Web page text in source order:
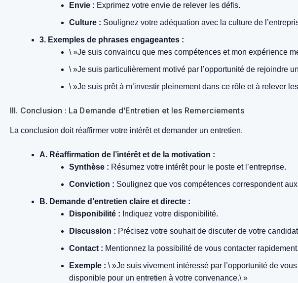
Envie : Exprimez votre envie de relever les défis.
Culture : Soulignez votre adéquation avec la culture de
3. Exemples de phrases engageantes :
\ »Je suis convaincu que mes compétences et mon expérience
\ »Je suis particulièrement motivé par l’opportunité de rejoindre
\ »Je suis prêt à m’investir pleinement dans ce rôle et à relever
III. Conclusion : La Demande d’Entretien et les Remerciements
La conclusion doit réaffirmer votre intérêt et demander un entretien.
A. Réaffirmation de l’intérêt et de la motivation :
Synthèse : Résumez votre intérêt pour le poste et l’entreprise.
Conviction : Soulignez que vos compétences correspondent
B. Demande d’entretien claire et directe :
Disponibilité : Indiquez votre disponibilité.
Discussion : Précisez votre souhait de discuter de votre
Contact : Mentionnez la possibilité de vous contacter rapidement.
Exemple : \ »Je suis vivement intéressé par l’opportunité de
disponible pour un entretien à votre convenance.\ »